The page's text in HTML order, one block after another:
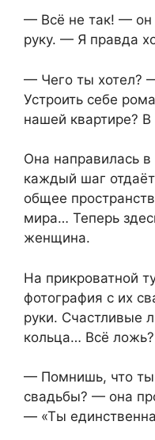
— Всё не так! — он
руку. — Я правда
— Чего ты хотел?
Устроить себе
нашей квартире?
Она направилась
каждый шаг
общее
мира… Теперь
женщина.
На прикроватной
фотография с их
руки. Счастливые
кольца… Всё ложь?
— Помнишь, что ты
свадьбы? — она
— «Ты